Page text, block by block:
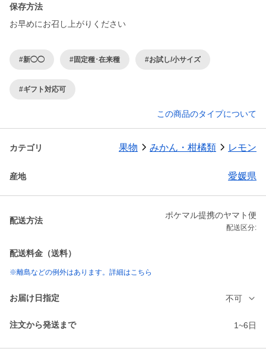
保存方法
お早めにお召し上がりください
#新◯◯ #固定種･在来種 #お試し/小サイズ
#ギフト対応可
この商品のタイプについて
カテゴリ 果物 みかん・柑橘類 レモン
産地 愛媛県
配送方法
ポケマル提携のヤマト便
配送区分:
配送料金（送料）
※離島などの例外はあります。詳細はこちら
お届け日指定 不可
注文から発送まで 1~6日